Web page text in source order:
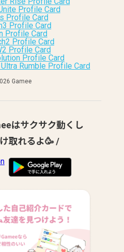
Profile Card
Profile Card
Profile Card
Profile Card
Profile Card
Profile Card
Profile Card
Rumble Profile Card
Gamee
はサクサク動くし
取れるよ🥳 /